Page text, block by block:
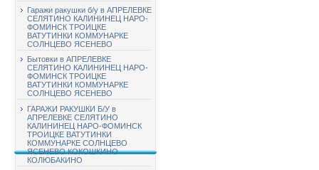
Гаражи ракушки б/у в АПРЕЛЕВКЕ
СЕЛЯТИНО КАЛИНИНЕЦ НАРО-
ФОМИНСК ТРОИЦКЕ
ВАТУТИНКИ КОММУНАРКЕ
СОЛНЦЕВО ЯСЕНЕВО
Бытовки в АПРЕЛЕВКЕ
СЕЛЯТИНО КАЛИНИНЕЦ НАРО-
ФОМИНСК ТРОИЦКЕ
ВАТУТИНКИ КОММУНАРКЕ
СОЛНЦЕВО ЯСЕНЕВО
ГАРАЖИ РАКУШКИ Б/У в
АПРЕЛЕВКЕ СЕЛЯТИНО
КАЛИНИНЕЦ НАРО-ФОМИНСК
ТРОИЦКЕ ВАТУТИНКИ
КОММУНАРКЕ СОЛНЦЕВО
ЯСЕНЕВО КОКОШКИНО
КОЛЮБАКИНО